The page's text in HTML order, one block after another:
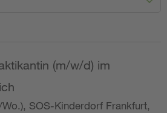
(m/w/d) im
SOS-Kinderdorf Frankfurt,